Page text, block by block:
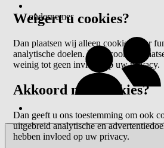
ondernemer
Weigert u cookies?
Dan plaatsen wij alleen cookies voor
analytische doelen. Deze cookies
weinig tot geen invloed op uw privacy.
Akkoord met cookies?
Dan geeft u ons toestemming om ook
uitgebreid analytische en
hebben invloed op uw privacy.